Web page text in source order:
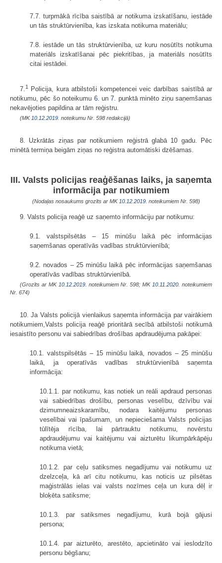
7.7. turpmākā rīcība saistībā ar notikuma izskatīšanu, iestāde
un tās struktūrvienība, kas izskata notikuma materiālu;
7.8. iestāde un tās struktūrvienība, uz kuru nosūtīts notikuma
materiāls izskatīšanai pēc piekritības, ja materiāls nosūtīts
citai iestādei.
7.1
Policija, kura atbilstoši kompetencei veic darbības saistībā ar
notikumu, pēc šo noteikumu 6.un7. punktā minēto ziņu saņemšanas
nekavējoties papildina ar tām reģistru.
(MK 10.12.2019. noteikumu Nr. 598 redakcijā)
8. Uzkrātās ziņas par notikumiem reģistrā glabā 10 gadu. Pēc
minētā termiņa beigām ziņas no reģistra automātiski dzēšamas.
III. Valsts policijas reaģēšanas laiks, ja saņemta
informācija par notikumiem
(Nodaļas nosaukums grozīts ar MK 10.12.2019. noteikumiem Nr. 598)
9. Valsts policija reaģē uz saņemto informāciju par notikumu:
9.1. valstspilsētās – 15 minūšu laikā pēc informācijas
saņemšanas operatīvās vadības struktūrvienībā;
9.2. novados – 25 minūšu laikā pēc informācijas saņemšanas
operatīvās vadības struktūrvienībā.
(Grozīts ar MK 10.12.2019. noteikumiem Nr. 598; MK 10.11.2020. noteikumiem
Nr. 674)
10. Ja Valsts policijā vienlaikus saņemta informācija par vairākiem
notikumiem,Valsts policija reaģē prioritārā secībā atbilstoši notikumā
iesaistīto personu vai sabiedrības drošības apdraudējuma pakāpei:
10.1. valstspilsētās – 15 minūšu laikā, novados – 25 minūšu
laikā, ja operatīvās vadības struktūrvienībā saņemta
informācija:
10.1.1. par notikumu, kas notiek un reāli apdraud personas
vai sabiedrības drošību, personas veselību, dzīvību vai
dzimumneaizskaramību, nodara kaitējumu personas
veselībai vai īpašumam, un nepieciešama Valsts policijas
tūlītēja rīcība, lai pārtrauktu notikumu, novērstu
apdraudējumu vai kaitējumu vai aizturētu likumpārkāpēju
notikuma vietā;
10.1.2. par ceļu satiksmes negadījumu vai notikumu uz
dzelzceļa, kā arī citu notikumu, kas noticis uz pilsētas
maģistrālās ielas vai valsts nozīmes ceļa un kura dēļ ir
bloķēta satiksme;
10.1.3. par satiksmes negadījumu, kurā bojā gājusi
persona;
10.1.4. par aizturēto, arestēto, apcietināto vai ieslodzīto
personu bēgšanu;